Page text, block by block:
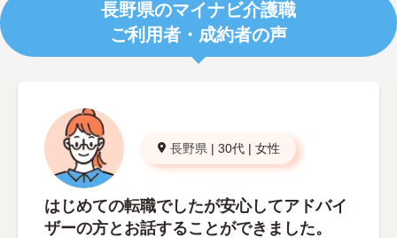
長野県のマイナビ介護職
ご利用者・成約者の声
長野県 | 30代 | 女性
はじめての転職でしたが安心してアドバイ
ザーの方とお話することができました。